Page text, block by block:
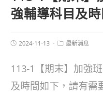
強輔導科目及
2024-11-13 最新消息
113-1【期末】加強
及時間如下，請有需